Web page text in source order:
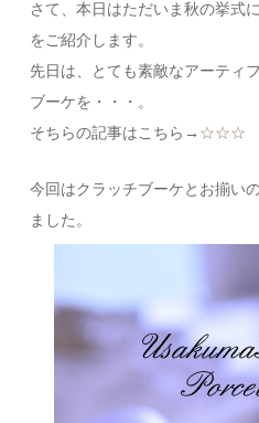
さて、本日はただいま秋の挙式
をご紹介します。
先日は、とても素敵なアーティ
ブーケを・・・。
そちらの記事はこちら→ ☆☆☆
今回はクラッチブーケとお揃い
ました。